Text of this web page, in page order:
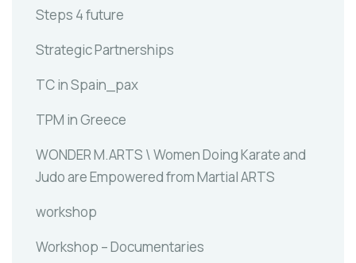
Steps 4 future
Strategic Partnerships
TC in Spain_pax
TPM in Greece
WONDER M.ARTS \ Women Doing Karate and
Judo are Empowered from Martial ARTS
workshop
Workshop – Documentaries